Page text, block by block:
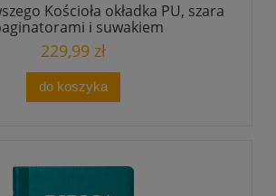
Kościoła okładka PU, szara
i suwakiem
229,99 zł
do koszyka